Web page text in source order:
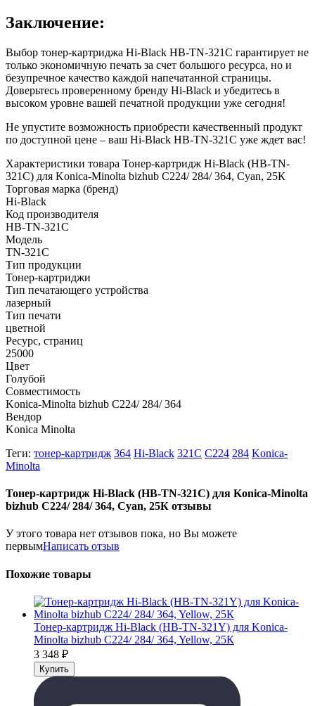
Заключение:
Выбор тонер-картриджа Hi-Black HB-TN-321C гарантирует не
только экономичную печать за счет большого ресурса, но и
безупречное качество каждой напечатанной страницы.
Доверьтесь проверенному бренду Hi-Black и убедитесь в
высоком уровне вашей печатной продукции уже сегодня!
Не упустите возможность приобрести качественный продукт
по доступной цене – ваш Hi-Black HB-TN-321C уже ждет вас!
Характеристики товара Тонер-картридж Hi-Black (HB-TN-
321C) для Konica-Minolta bizhub C224/ 284/ 364, Cyan, 25К
Торговая марка (бренд)
Hi-Black
Код производителя
HB-TN-321C
Модель
TN-321C
Тип продукции
Тонер-картриджи
Тип печатающего устройства
лазерный
Тип печати
цветной
Ресурс, страниц
25000
Цвет
Голубой
Совместимость
Konica-Minolta bizhub C224/ 284/ 364
Вендор
Konica Minolta
Теги: тонер-картридж 364 Hi-Black 321C C224 284 Konica-
Minolta
Тонер-картридж Hi-Black (HB-TN-321C) для Konica-Minolta
bizhub C224/ 284/ 364, Cyan, 25К отзывы
У этого товара нет отзывов пока, но Вы можете
первымНаписать отзыв
Похожие товары
Тонер-картридж Hi-Black (HB-TN-321Y) для Konica-
Minolta bizhub C224/ 284/ 364, Yellow, 25К
3 348 ₽